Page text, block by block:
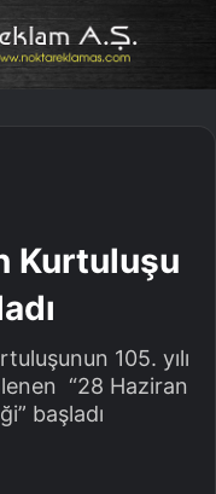
Kurtuluşu
105. yılı
“28 Haziran
başladı